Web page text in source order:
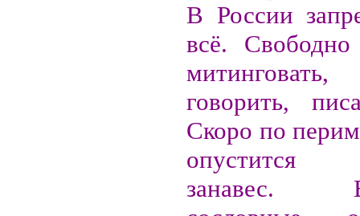
В России
всё. Свободно
митинговать,
говорить,
Скоро по
опустится
занавес.